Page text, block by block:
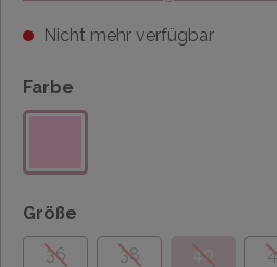
Nicht mehr verfügbar
Farbe
Größe
36
38 40